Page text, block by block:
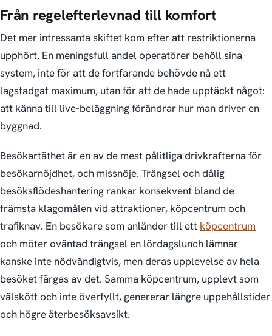
Från regelefterlevnad till komfort
Det mer intressanta skiftet kom efter att restriktionerna
upphört. En meningsfull andel operatörer behöll sina
system, inte för att de fortfarande behövde nå ett
lagstadgat maximum, utan för att de hade upptäckt något:
att känna till live-beläggning förändrar hur man driver en
byggnad.
Besökar­täthet är en av de mest pålitliga drivkrafterna för
besökar­nöjdhet, och missnöje. Trängsel och dålig
besöksflödes­hantering rankar konsekvent bland de
främsta klagomålen vid attraktioner, köpcentrum och
trafiknav. En besökare som anländer till ett köpcentrum
och möter oväntad trängsel en lördagslunch lämnar
kanske inte nödvändigtvis, men deras upplevelse av hela
besöket färgas av det. Samma köpcentrum, upplevt som
välskött och inte överfyllt, genererar längre uppehållstider
och högre återbesöks­avsikt.